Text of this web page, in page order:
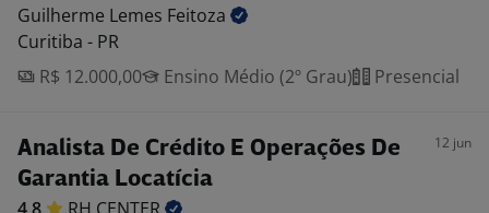
Guilherme Lemes Feitoza
Curitiba - PR
R$ 12.000,00
Ensino Médio (2º Grau) Presencial
Analista De Crédito E Operações De
Garantia Locatícia
12 jun